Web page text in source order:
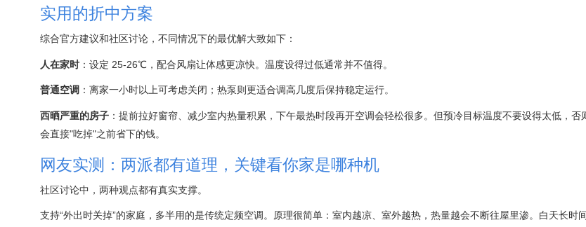
实用的折中方案
综合官方建议和社区讨论，不同情况下的最优解大致如下：
人在家时 ：设定 25-26℃，配合风扇让体感更凉快。温度设得过低通常并不值得。
普通空调 ：离家一小时以上可考虑关闭；热泵则更适合调高几度后保持稳定运行。
西晒严重的房子 ：提前拉好窗帘、减少室内热量积累，下午最热时段再开空调会轻松很多。但预冷目标温度不要设得太低，否
会直接"吃掉"之前省下的钱。
网友实测：两派都有道理，关键看你家是哪种机
社区讨论中，两种观点都有真实支撑。
支持“外出时关掉”的家庭，多半用的是传统定频空调。原理很简单：室内越凉、室外越热，热量越会不断往屋里渗。白天长时